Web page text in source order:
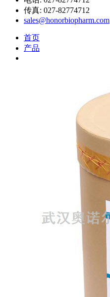
传真: 027-82774712
sales@honorbiopharm.com
首页
产品